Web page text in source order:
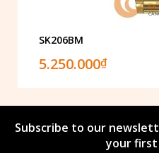
SK206BM
5.250.000₫
Subscribe to our
your first